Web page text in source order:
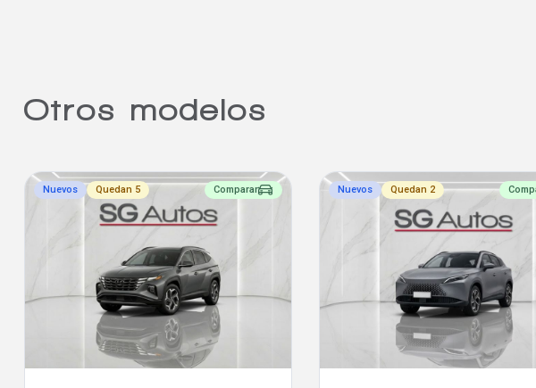
Otros modelos
Nuevos Quedan 5 Comparar Nuevos Quedan 2